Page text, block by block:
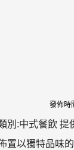
發佈時
別:中式餐飲 提
置以獨特品味